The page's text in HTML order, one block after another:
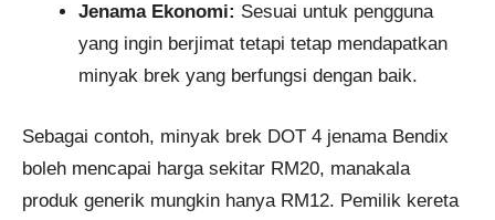
Jenama Ekonomi: Sesuai untuk pengguna
yang ingin berjimat tetapi tetap mendapatkan
minyak brek yang berfungsi dengan baik.
Sebagai contoh, minyak brek DOT 4 jenama Bendix
boleh mencapai harga sekitar RM20, manakala
produk generik mungkin hanya RM12. Pemilik kereta